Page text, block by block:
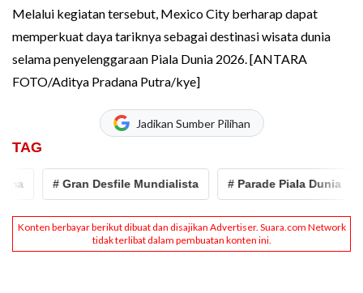
Melalui kegiatan tersebut, Mexico City berharap dapat
memperkuat daya tariknya sebagai destinasi wisata dunia
selama penyelenggaraan Piala Dunia 2026. [ANTARA
FOTO/Aditya Pradana Putra/kye]
Jadikan Sumber Pilihan
TAG
# Gran Desfile Mundialista # Parade Piala Dunia #